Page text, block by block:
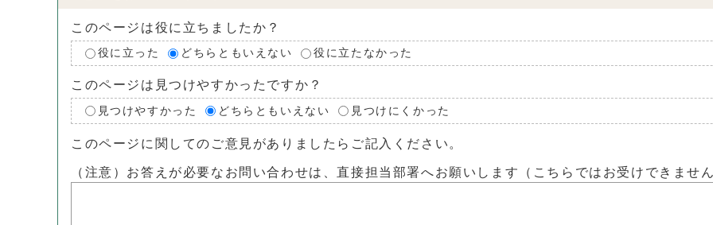
このページは役に立ちましたか？
役に立った どちらともいえない 役に立たなかった
このページは見つけやすかったですか？
見つけやすかった どちらともいえない 見つけにくかった
このページに関してのご意見がありましたらご記入ください。
（注意）お答えが必要なお問い合わせは、直接担当部署へお願いします（こちらではお受けできませ